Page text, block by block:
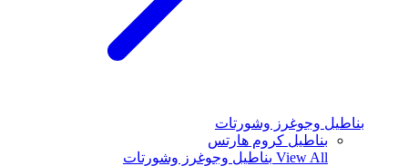
بناطيل وجوغرز وشورتات
بناطيل كروم هارتس
View All بناطيل وجوغرز وشورتات